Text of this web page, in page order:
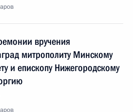
вручения
митрополиту Минскому
и епископу Нижегородскому